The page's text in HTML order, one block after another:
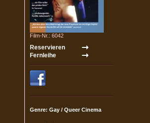
Film-Nr.: 6042
Genre: Gay / Queer Cinema